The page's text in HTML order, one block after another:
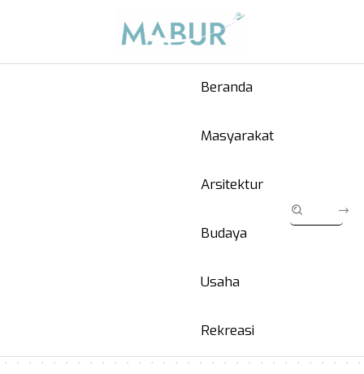
Beranda
Masyarakat
Arsitektur
Budaya
Usaha
Rekreasi